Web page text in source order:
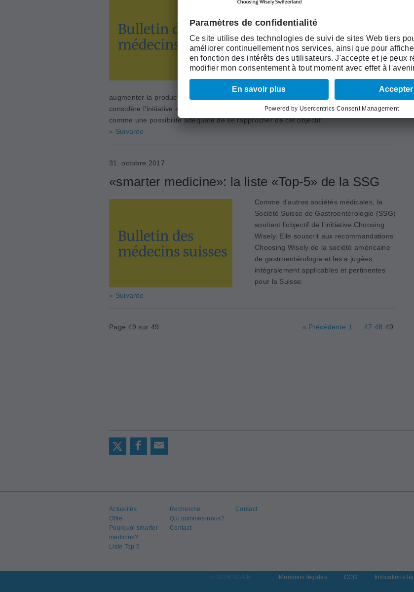
de chirurgie (SSC) s’engage pour que la
formation postgraduée et continue des
et des mesures scientifiques de la qualité
des traitements, une prise en charge de la
population avec les standards de qualité
solutions doivent être trouvées pour
augmenter la productivité sans altérer la qualité des traitements. A cet égard, la SSC
considère l’initiative «Choosing ­Wisely» et les recommandations de «smarter medicine»
comme une possibilité adéquate de se rapprocher de cet objectif.
» Suivante
31. octobre 2017
«smarter medicine»: la liste «Top-5» de la SSG
Comme d’autres sociétés médicales, la
Société Suisse de Gastroentérologie (SSG)
soutient l’objectif de l’initiative Choosing
Wisely. Elle souscrit aux recommandations
Choosing Wisely de la société américaine
de gastroentérologie et les a jugées
intégralement applicables et pertinentes
pour la Suisse.
» Suivante
Page 49 sur 49 « Précédente 1 47 48 49
Actualités
Offre
Pourquoi smarter
medicine?
Liste Top 5
Recherche
Qui sommes-nous?
Contact
Contact
© 2026 SGAIM Mentions légales CCG Indications